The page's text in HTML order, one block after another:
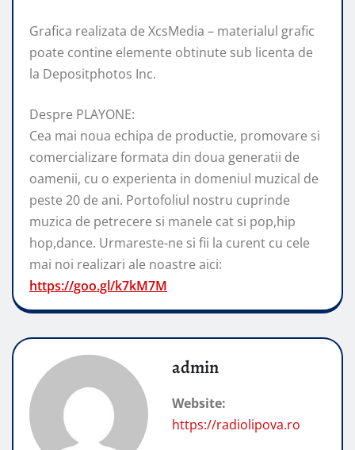
Grafica realizata de XcsMedia – materialul grafic
poate contine elemente obtinute sub licenta de
la Depositphotos Inc.
Despre PLAYONE:
Cea mai noua echipa de productie, promovare si
comercializare formata din doua generatii de
oamenii, cu o experienta in domeniul muzical de
peste 20 de ani. Portofoliul nostru cuprinde
muzica de petrecere si manele cat si pop,hip
hop,dance. Urmareste-ne si fii la curent cu cele
mai noi realizari ale noastre aici:
https://goo.gl/k7kM7M
admin
Website:
https://radiolipova.ro